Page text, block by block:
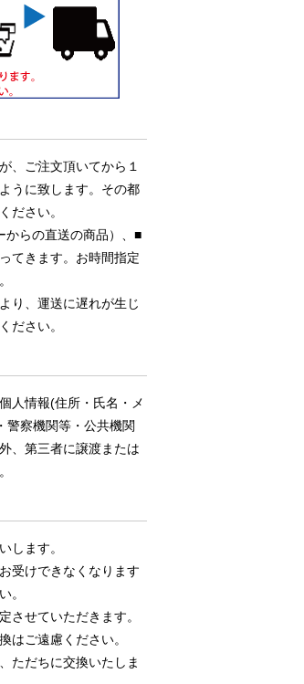
、ご注文頂いてから１
うに致します。その都
ださい。
からの直送の商品）、■
てきます。お時間指定
り、運送に遅れが生じ
ださい。
人情報(住所・氏名・メ
警察機関等・公共機関
、第三者に譲渡または
します。
受けできなくなります
。
させていただきます。
はご遠慮ください。
ただちに交換いたしま